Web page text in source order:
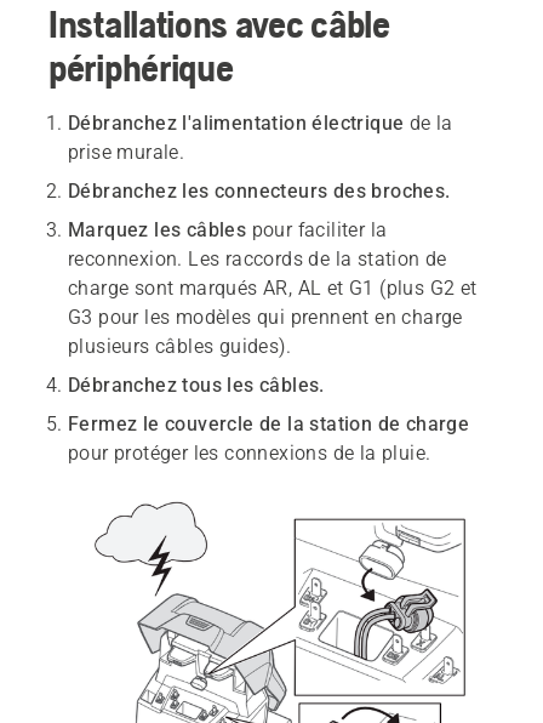
Installations avec câble
périphérique
Débranchez l'alimentation électrique de la
prise murale.
Débranchez les connecteurs des broches.
Marquez les câbles pour faciliter la
reconnexion. Les raccords de la station de
charge sont marqués AR, AL et G1 (plus G2 et
G3 pour les modèles qui prennent en charge
plusieurs câbles guides).
Débranchez tous les câbles.
Fermez le couvercle de la station de charge
pour protéger les connexions de la pluie.